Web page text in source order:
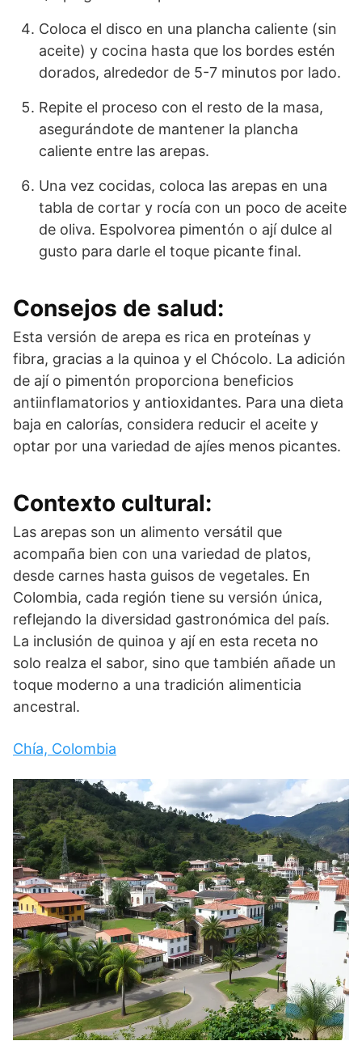
Coloca el disco en una plancha caliente (sin
aceite) y cocina hasta que los bordes estén
dorados, alrededor de 5-7 minutos por lado.
Repite el proceso con el resto de la masa,
asegurándote de mantener la plancha
caliente entre las arepas.
Una vez cocidas, coloca las arepas en una
tabla de cortar y rocía con un poco de aceite
de oliva. Espolvorea pimentón o ají dulce al
gusto para darle el toque picante final.
Consejos de salud:
Esta versión de arepa es rica en proteínas y
fibra, gracias a la quinoa y el Chócolo. La adición
de ají o pimentón proporciona beneficios
antiinflamatorios y antioxidantes. Para una dieta
baja en calorías, considera reducir el aceite y
optar por una variedad de ajíes menos picantes.
Contexto cultural:
Las arepas son un alimento versátil que
acompaña bien con una variedad de platos,
desde carnes hasta guisos de vegetales. En
Colombia, cada región tiene su versión única,
reflejando la diversidad gastronómica del país.
La inclusión de quinoa y ají en esta receta no
solo realza el sabor, sino que también añade un
toque moderno a una tradición alimenticia
ancestral.
Chía, Colombia